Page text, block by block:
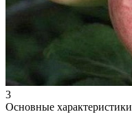
3
Основные характеристики